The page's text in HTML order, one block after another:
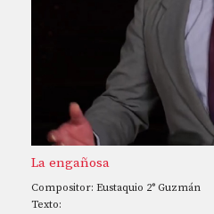
La engañosa
Compositor: Eustaquio 2° Guzmán
Texto: